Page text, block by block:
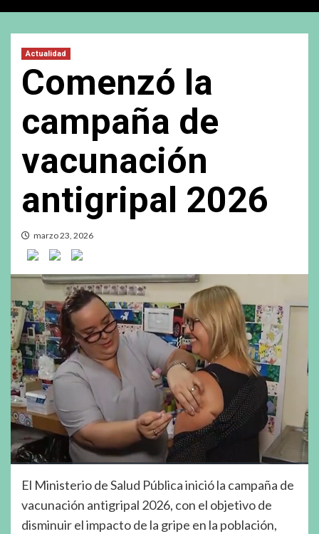
Actualidad
Comenzó la
campaña de
vacunación
antigripal 2026
marzo 23, 2026
El Ministerio de Salud Pública inició la campaña de
vacunación antigripal 2026, con el objetivo de
disminuir el impacto de la gripe en la población,